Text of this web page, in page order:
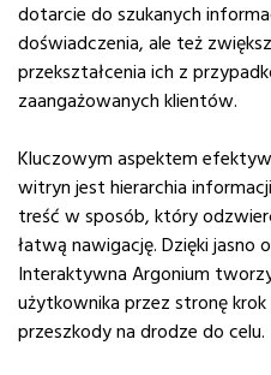
dotarcie do szukanych
doświadczenia, ale też
przekształcenia ich z
zaangażowanych klientów.
Kluczowym aspektem
witryn jest hierarchia
treść w sposób, który
łatwą nawigację. Dzięki jasno
Interaktywna Argonium
użytkownika przez stronę
przeszkody na drodze do celu.